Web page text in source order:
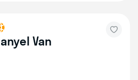
Van